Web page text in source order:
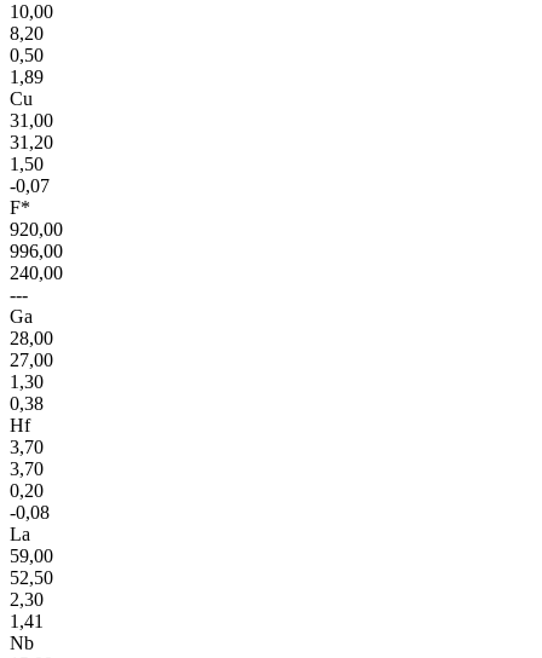
10,00
8,20
0,50
1,89
Cu
31,00
31,20
1,50
-0,07
F*
920,00
996,00
240,00
---
Ga
28,00
27,00
1,30
0,38
Hf
3,70
3,70
0,20
-0,08
La
59,00
52,50
2,30
1,41
Nb